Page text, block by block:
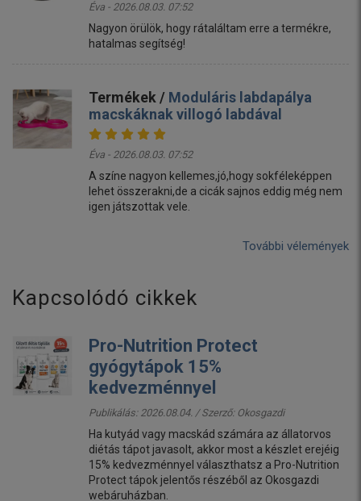
Éva - 2026.08.03. 07:52
Nagyon örülök, hogy rátaláltam erre a termékre,
hatalmas segítség!
Termékek / Moduláris labdapálya
macskáknak villogó labdával
Éva - 2026.08.03. 07:52
A színe nagyon kellemes,jó,hogy sokféleképpen
lehet összerakni,de a cicák sajnos eddig még nem
igen játszottak vele.
További vélemények
Kapcsolódó cikkek
Pro-Nutrition Protect
gyógytápok 15%
kedvezménnyel
Publikálás: 2026.08.04. / Szerző: Okosgazdi
Ha kutyád vagy macskád számára az állatorvos
diétás tápot javasolt, akkor most a készlet erejéig
15% kedvezménnyel választhatsz a Pro-Nutrition
Protect tápok jelentős részéből az Okosgazdi
webáruházban.